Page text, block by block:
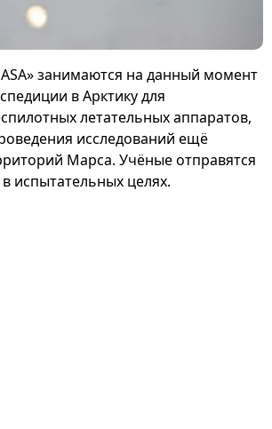
занимаются на данный момент
в Арктику для
летательных аппаратов,
исследований ещё
Марса. Учёные отправятся
испытательных целях.